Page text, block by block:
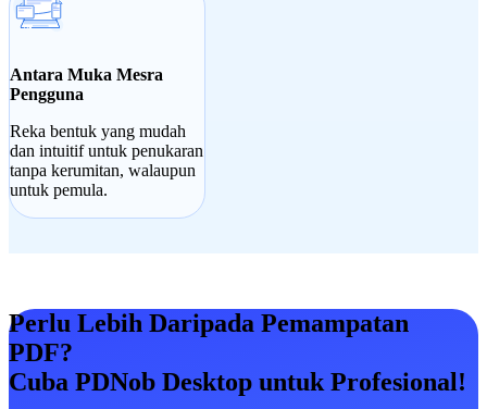
Antara Muka Mesra
Pengguna
Reka bentuk yang mudah
dan intuitif untuk penukaran
tanpa kerumitan, walaupun
untuk pemula.
Perlu Lebih Daripada Pemampatan
PDF?
Cuba PDNob Desktop untuk Profesional!